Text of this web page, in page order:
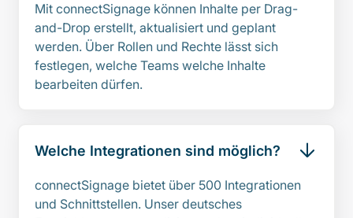
Mit connectSignage können Inhalte per Drag-
and-Drop erstellt, aktualisiert und geplant
werden. Über Rollen und Rechte lässt sich
festlegen, welche Teams welche Inhalte
bearbeiten dürfen.
Welche Integrationen sind möglich?
connectSignage bietet über 500 Integrationen
und Schnittstellen. Unser deutsches